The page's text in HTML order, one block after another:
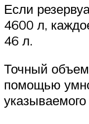
Если
4600 л,
46 л.
Точный
помощью